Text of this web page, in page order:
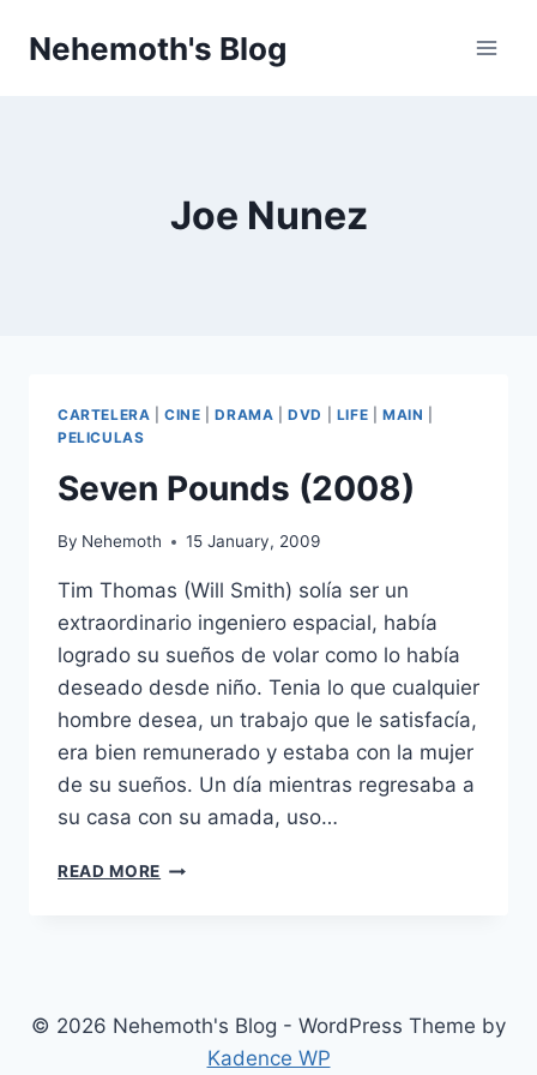
Nehemoth's Blog
Joe Nunez
CARTELERA |CINE |DRAMA |DVD LIFE MAIN
PELICULAS
Seven Pounds (2008)
By Nehemoth 15 January, 2009
Tim Thomas (Will Smith) solía ser un
extraordinario ingeniero espacial, había
logrado su sueños de volar como lo había
deseado desde niño. Tenia lo que cualquier
hombre desea, un trabajo que le satisfacía,
era bien remunerado y estaba con la mujer
de su sueños. Un día mientras regresaba a
su casa con su amada, uso…
READ MORE SEVEN
© 2026 Nehemoth's Blog - WordPress Theme by
Kadence WP